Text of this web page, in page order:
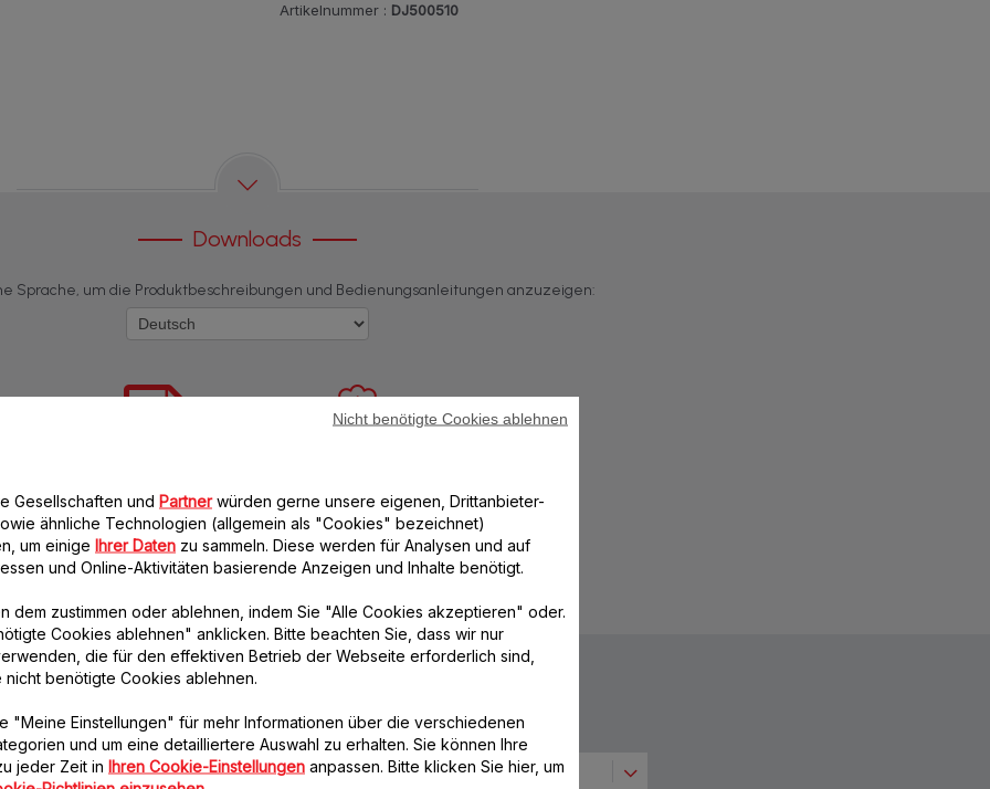
Artikelnummer : DJ500510
Downloads
Sprache, um die Produktbeschreibungen und Bedienungsanleitungen anzuzeigen:
Bedienungsanleitung Garantie-Informationen
Häufige Fragen
Technische Unterstützung
Gesellschaften und Partnerwürden gerne unsere eigenen, Drittanbieter-
ähnliche Technologien (allgemein als "Cookies" bezeichnet)
um einige Ihrer Daten zu sammeln. Diese werden für Analysen und auf
und Online-Aktivitäten basierende Anzeigen und Inhalte benötigt.
dem zustimmen oder ablehnen, indem Sie "Alle Cookies akzeptieren" oder.
Cookies ablehnen" anklicken. Bitte beachten Sie, dass wir nur
die für den effektiven Betrieb der Webseite erforderlich sind,
nicht benötigte Cookies ablehnen.
"Meine Einstellungen" für mehr Informationen über die verschiedenen
und um eine detailliertere Auswahl zu erhalten. Sie können Ihre
jeder Zeit in Ihren Cookie-Einstellungen anpassen. Bitte klicken Sie hier, um
Nicht benötigte Cookies ablehnen